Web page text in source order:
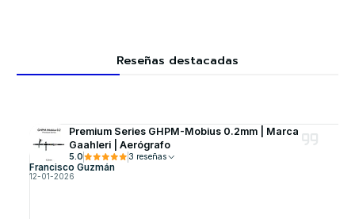
Reseñas destacadas
Premium Series GHPM-Mobius 0.2mm | Marca
Gaahleri | Aerógrafo
5.0 3 reseñas
Francisco Guzmán
12-01-2026